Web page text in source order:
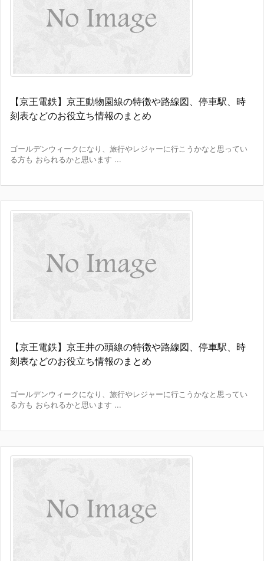
【京王電鉄】京王動物園線の特徴や路線図、停車駅、時
刻表などのお役立ち情報のまとめ
ゴールデンウィークになり、旅行やレジャーに行こうかなと思ってい
る方も おられるかと思います ...
【京王電鉄】京王井の頭線の特徴や路線図、停車駅、時
刻表などのお役立ち情報のまとめ
ゴールデンウィークになり、旅行やレジャーに行こうかなと思ってい
る方も おられるかと思います ...